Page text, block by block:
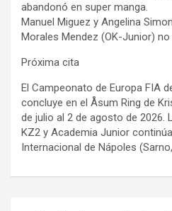
abandonó en super manga.
Manuel Miguez y Angelina
Morales Mendez (OK-Junior)
Próxima cita
El Campeonato de Europa FIA
concluye en el Åsum Ring de
de julio al 2 de agosto de 2026.
KZ2 y Academia Junior
Internacional de Nápoles